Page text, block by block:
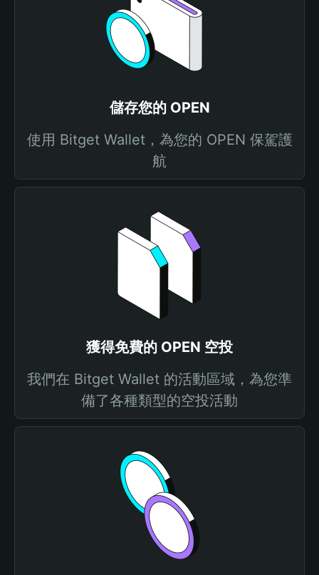
儲存您的 OPEN
使用 Bitget Wallet，為您的 OPEN 保駕護
航
獲得免費的 OPEN 空投
我們在 Bitget Wallet 的活動區域，為您準
備了各種類型的空投活動